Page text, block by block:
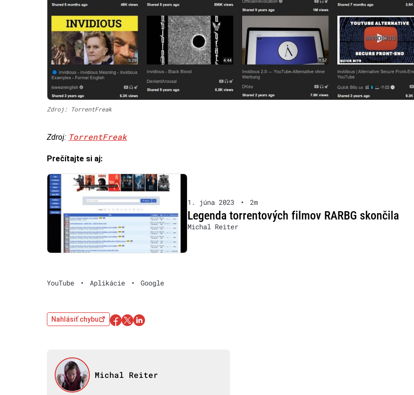
Zdroj: TorrentFreak
Zdroj: TorrentFreak
Prečítajte si aj:
1. júna 2023 • 2m
Legenda torrentových filmov RARBG skončila
Michal Reiter
YouTube • Aplikácie • Google
Nahlásiť chybu
Michal Reiter